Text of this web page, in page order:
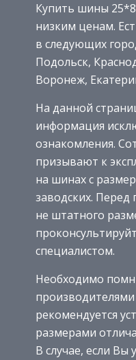
Купить шины
низким ценам.
в следующих
Подольск,
Воронеж,
На данной
информация
ознакомления.
призывают к
на шинах с
заводских.
не штатного
специалистом.
Необходимо
рекомендуется
размерами
В случае, если Вы